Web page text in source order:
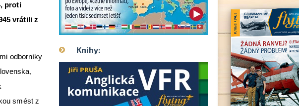
proti
vrátili z
odborníky
smést z
Knihy: